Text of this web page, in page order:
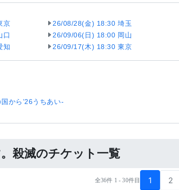
京
26/08/28(金) 18:30 埼玉
口
26/09/06(日) 18:00 岡山
知 26/09/17(木) 18:30 東京
から’26うちあい-
殺滅のチケット一覧
全36件 1 - 30件目 1 2